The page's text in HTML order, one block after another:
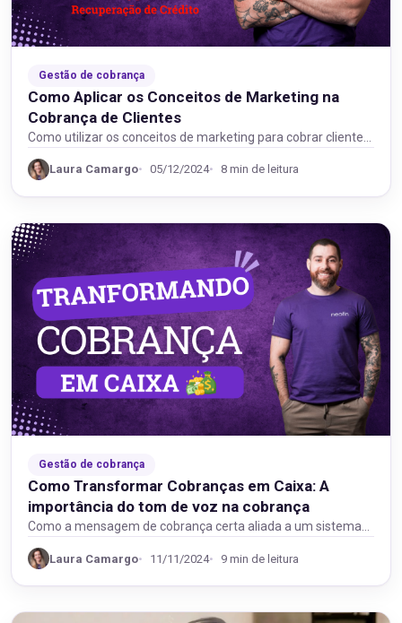
Gestão de cobrança
Como Aplicar os Conceitos de Marketing na
Cobrança de Clientes
Como utilizar os conceitos de marketing para cobrar clientes
e aumentar a recuperação de créditos da…
Laura Camargo 05/12/2024 8 min de leitura
Gestão de cobrança
Como Transformar Cobranças em Caixa: A
importância do tom de voz na cobrança
Como a mensagem de cobrança certa aliada a um sistema
de cobrança automatizado aumenta a conversão…
Laura Camargo 11/11/2024 9 min de leitura